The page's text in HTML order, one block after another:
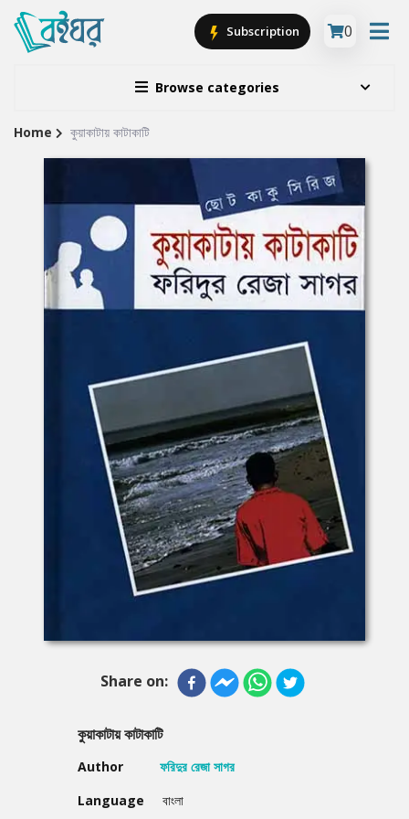
Browse categories
Subscription 0
Site
Home কুয়াকাটায় কাটাকাটি
Share on:
কুয়াকাটায় কাটাকাটি
Author
ফরিদুর রেজা সাগর
Language
বাংলা